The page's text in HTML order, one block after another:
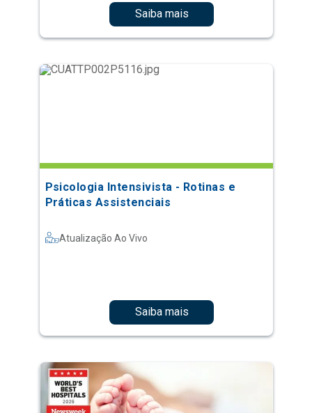
Saiba mais
Psicologia Intensivista - Rotinas e
Práticas Assistenciais
Atualização Ao Vivo
Saiba mais